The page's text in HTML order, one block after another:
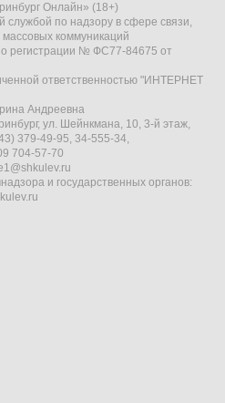
Онлайн» (18+)
службой по надзору в сфере связи,
коммуникаций
регистрации № ФС77-84675 от
ответственностью "ИНТЕРНЕТ
Андреевна
ул. Шейнкмана, 10, 3-й этаж,
379-49-95, 34-555-34,
704-57-70
и государственных органов: